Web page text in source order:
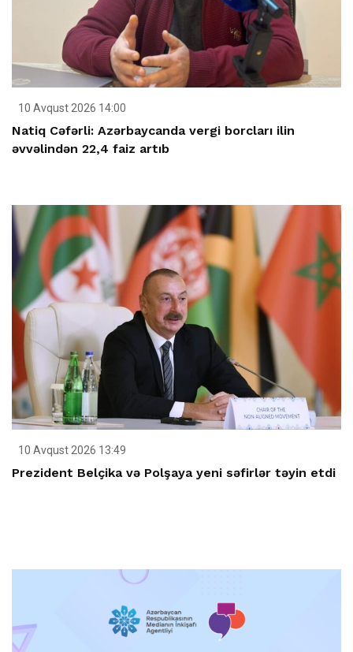
10 Avqust 2026 14:00
Natiq Cəfərli: Azərbaycanda vergi borcları ilin
əvvəlindən 22,4 faiz artıb
10 Avqust 2026 13:49
Prezident Belçika və Polşaya yeni səfirlər təyin etdi